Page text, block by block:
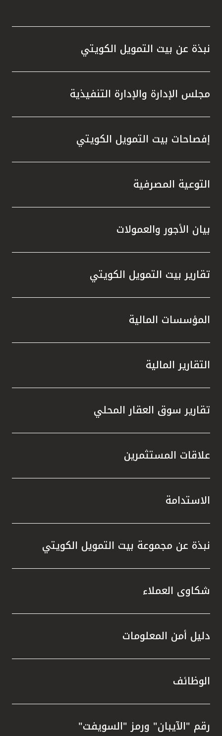
نبذة عن بيت التمويل الكويتي
مجلس الإدارة والإدارة التنفيذية
إفصاحات بيت التمويل الكويتي
التوعية المصرفية
بيان الأجور والعمولات
تقارير بيت التمويل الكويتي
المؤسسات المالية
التقارير المالية
تقارير سوق العقار المحلي
علاقات المستثمرين
الاستدامة
نبذة عن مجموعة بيت التمويل الكويتي
شكاوى العملاء
دليل أمن المعلومات
الوظائف
رقم "الآيبان" ورمز "السويفت"